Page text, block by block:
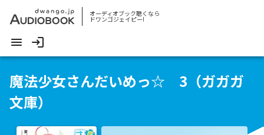
オーディオブック聴くなら
ドワンゴジェイピー!
魔法少女さんだいめっ☆ 3（ガガガ
文庫）